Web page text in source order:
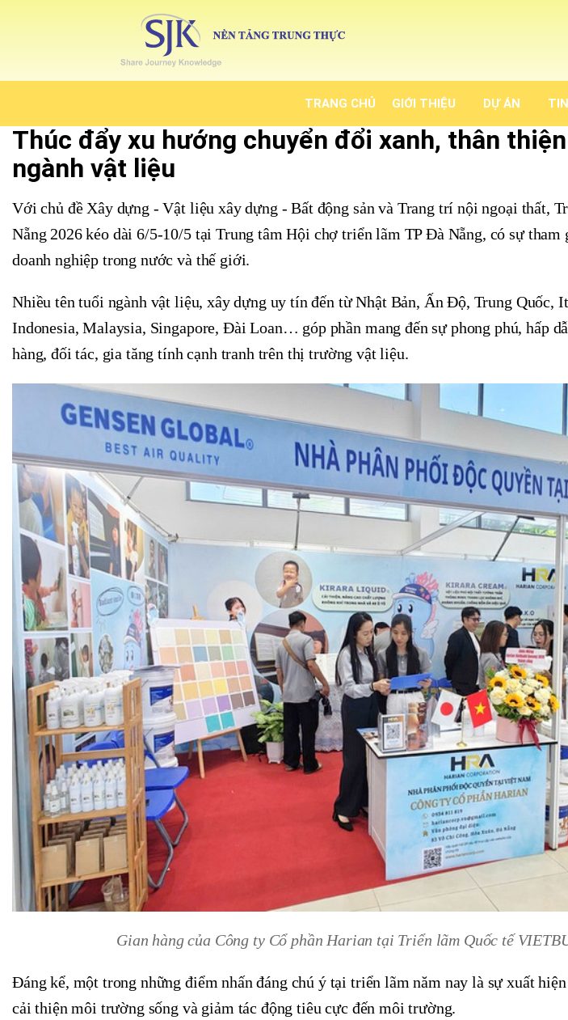
TRANG CHỦ GIỚI THIỆU DỰ ÁN
Thúc đẩy xu hướng chuyển đổi xanh, thân
ngành vật liệu
Với chủ đề Xây dựng - Vật liệu xây dựng - Bất động sản và Trang trí nội ngoại thất,
Nẵng 2026 kéo dài 6/5-10/5 tại Trung tâm Hội chợ triển lãm TP Đà Nẵng, có sự tham
doanh nghiệp trong nước và thế giới.
Nhiều tên tuổi ngành vật liệu, xây dựng uy tín đến từ Nhật Bản, Ấn Độ, Trung Quốc,
Indonesia, Malaysia, Singapore, Đài Loan… góp phần mang đến sự phong phú, hấp
hàng, đối tác, gia tăng tính cạnh tranh trên thị trường vật liệu.
Gian hàng của Công ty Cổ phần Harian tại Triển lãm Quốc tế
Đáng kể, một trong những điểm nhấn đáng chú ý tại triển lãm năm nay là sự xuất
cải thiện môi trường sống và giảm tác động tiêu cực đến môi trường.